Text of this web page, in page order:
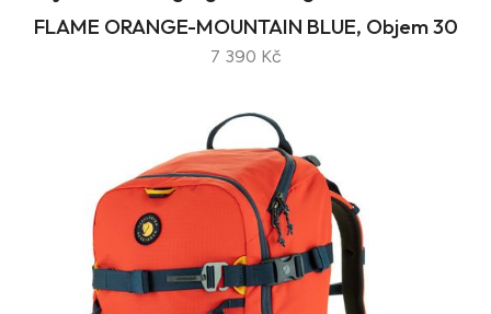
FLAME ORANGE-MOUNTAIN BLUE, Objem 30
7 390 Kč